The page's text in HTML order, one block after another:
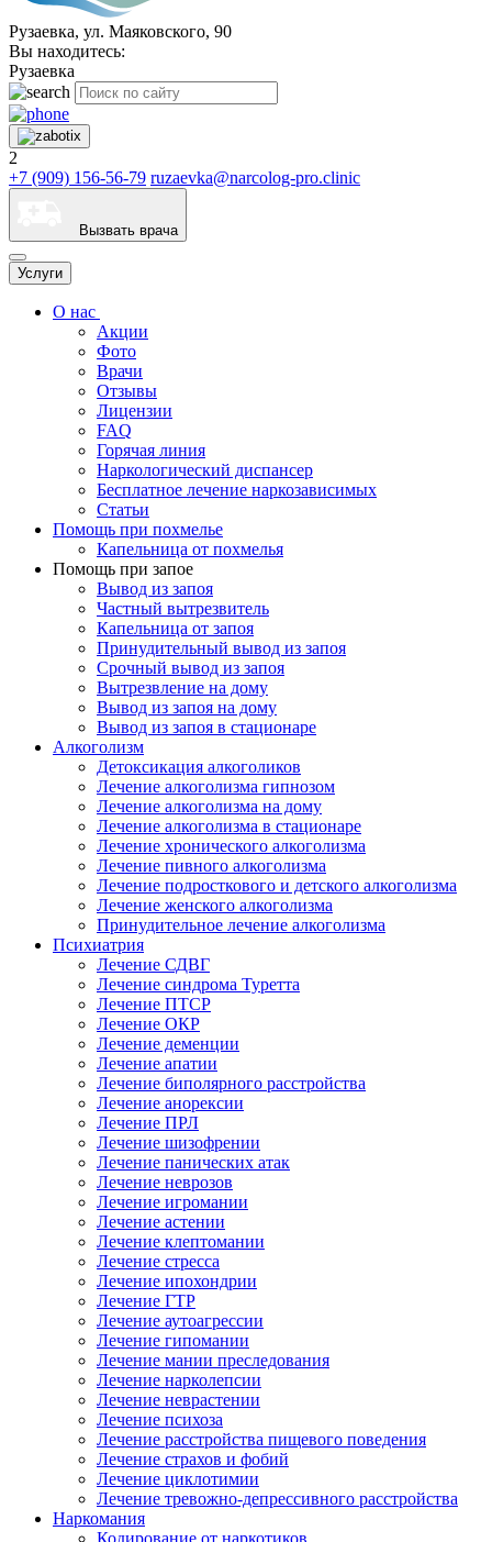
Рузаевка, ул. Маяковского, 90
Вы находитесь:
Рузаевка
2
+7 (909) 156-56-79 ruzaevka@narcolog-pro.clinic
Вызвать врача
Услуги
О нас
Акции
Фото
Врачи
Отзывы
Лицензии
FAQ
Горячая линия
Наркологический диспансер
Бесплатное лечение наркозависимых
Статьи
Помощь при похмелье
Капельница от похмелья
Помощь при запое
Вывод из запоя
Частный вытрезвитель
Капельница от запоя
Принудительный вывод из запоя
Срочный вывод из запоя
Вытрезвление на дому
Вывод из запоя на дому
Вывод из запоя в стационаре
Алкоголизм
Детоксикация алкоголиков
Лечение алкоголизма гипнозом
Лечение алкоголизма на дому
Лечение алкоголизма в стационаре
Лечение хронического алкоголизма
Лечение пивного алкоголизма
Лечение подросткового и детского алкоголизма
Лечение женского алкоголизма
Принудительное лечение алкоголизма
Психиатрия
Лечение СДВГ
Лечение синдрома Туретта
Лечение ПТСР
Лечение ОКР
Лечение деменции
Лечение апатии
Лечение биполярного расстройства
Лечение анорексии
Лечение ПРЛ
Лечение шизофрении
Лечение панических атак
Лечение неврозов
Лечение игромании
Лечение астении
Лечение клептомании
Лечение стресса
Лечение ипохондрии
Лечение ГТР
Лечение аутоагрессии
Лечение гипомании
Лечение мании преследования
Лечение нарколепсии
Лечение неврастении
Лечение психоза
Лечение расстройства пищевого поведения
Лечение страхов и фобий
Лечение циклотимии
Лечение тревожно-депрессивного расстройства
Наркомания
Кодирование от наркотиков